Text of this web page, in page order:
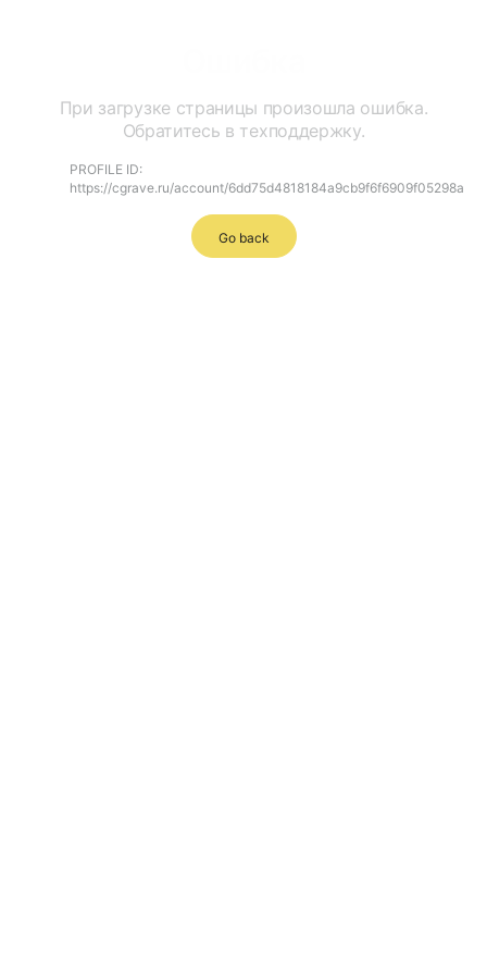
При загрузке страницы произошла ошибка.
Обратитесь в техподдержку.
PROFILE ID:
https://cgrave.ru/account/6dd75d4818184a9cb9f6f6909f05298a
Go back